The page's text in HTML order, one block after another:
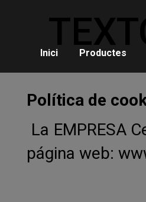
Inici Productes
Política de
La EMPRESA
página web: